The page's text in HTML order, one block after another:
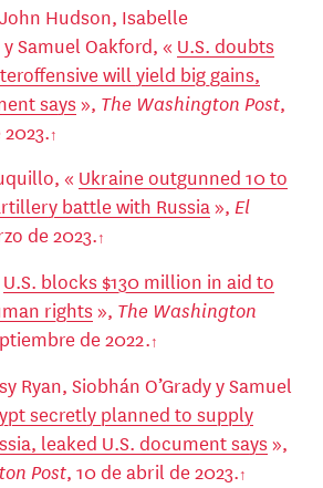
Hudson, Isabelle
Samuel Oakford, « U.S. doubts
will yield big gains,
says », The Washington Post,
« Ukraine outgunned 10 to
battle with Russia», El
de 2023.
U.S. blocks $130 million in aid to
rights », The Washington
de 2022.
Ryan, Siobhán O’Grady y Samuel
secretly planned to supply
leaked U.S. document says »,
Post, 10 de abril de 2023.